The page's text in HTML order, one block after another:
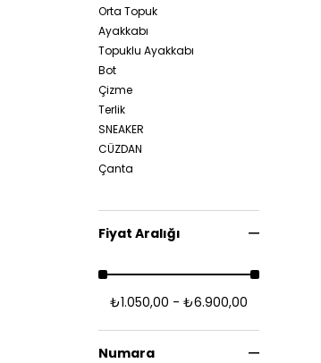
Orta Topuk
Ayakkabı
Topuklu Ayakkabı
Bot
Çizme
Terlik
SNEAKER
CÜZDAN
Çanta
Fiyat Aralığı
₺1.050,00 - ₺6.900,00
Numara